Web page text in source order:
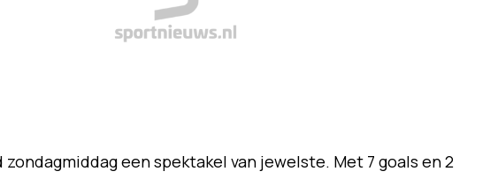
een spektakel van jewelste. Met 7 goals en 2